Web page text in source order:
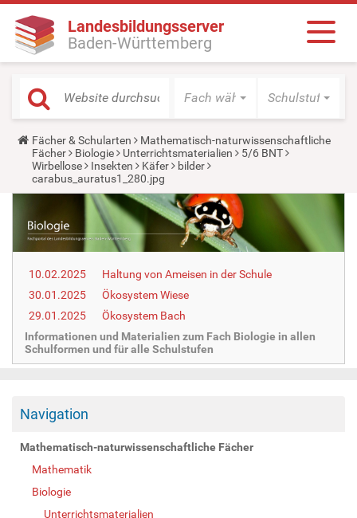
Landesbildungsserver
Baden-Württemberg
Fach wählen Schulstufe
Y
o
u
a
r
e
r
e
Fächer & Schularten
Mathematisch-naturwissenschaftliche
Fächer
Biologie Unterrichtsmaterialien
5/6 BNT
Wirbellose
Insekten Käfer
bilder
carabus_auratus1_280.jpg
10.02.2025
Haltung von Ameisen in der Schule
30.01.2025
Ökosystem Wiese
29.01.2025
Ökosystem Bach
Informationen und Materialien zum Fach Biologie in allen
Schulformen und für alle Schulstufen
Navigation
Mathematisch-naturwissenschaftliche Fächer
Mathematik
Biologie
Unterrichtsmaterialien